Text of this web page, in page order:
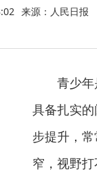
来源：人民日报
青少年是
具备扎实
步提升，
窄，视野